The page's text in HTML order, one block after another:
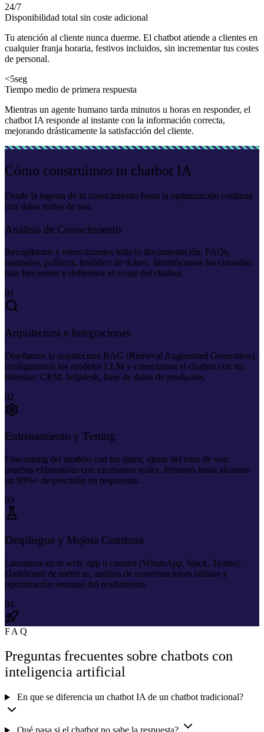
24/7
Disponibilidad total sin coste adicional
Tu atención al cliente nunca duerme. El chatbot atiende a clientes en
cualquier franja horaria, festivos incluidos, sin incrementar tus costes
de personal.
<5seg
Tiempo medio de primera respuesta
Mientras un agente humano tarda minutos u horas en responder, el
chatbot IA responde al instante con la información correcta,
mejorando drásticamente la satisfacción del cliente.
Cómo construimos tu chatbot IA
Desde la ingesta de tu conocimiento hasta la optimización continua
con datos reales de uso.
Análisis de Conocimiento
Recopilamos y estructuramos toda tu documentación: FAQs,
manuales, políticas, histórico de tickets. Identificamos las consultas
más frecuentes y definimos el scope del chatbot.
01
Arquitectura e Integraciones
Diseñamos la arquitectura RAG (Retrieval Augmented Generation),
configuramos los modelos LLM y conectamos el chatbot con tus
sistemas: CRM, helpdesk, base de datos de productos.
02
Entrenamiento y Testing
Fine-tuning del modelo con tus datos, ajuste del tono de voz,
pruebas exhaustivas con escenarios reales. Iteramos hasta alcanzar
un 90%+ de precisión en respuestas.
03
Despliegue y Mejora Continua
Lanzamos en tu web, app o canales (WhatsApp, Slack, Teams).
Dashboard de métricas, análisis de conversaciones fallidas y
optimización semanal del rendimiento.
04
FAQ
Preguntas frecuentes sobre chatbots con
inteligencia artificial
En que se diferencia un chatbot IA de un chatbot tradicional?